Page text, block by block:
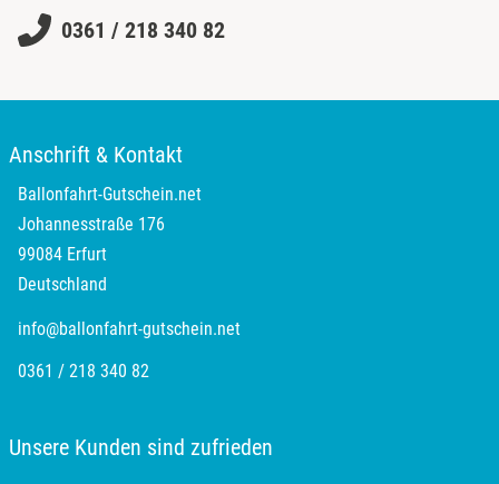
0361 / 218 340 82
Anschrift & Kontakt
Ballonfahrt-Gutschein.net
Johannesstraße 176
99084 Erfurt
Deutschland
info@ballonfahrt-gutschein.net
0361 / 218 340 82
Unsere Kunden sind zufrieden